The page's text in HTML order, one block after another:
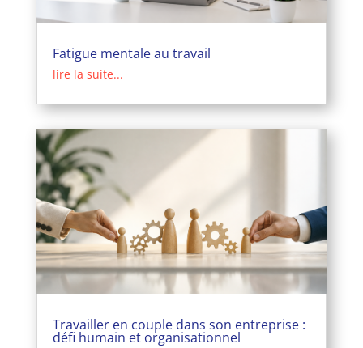
Fatigue mentale au travail
lire la suite...
Travailler en couple dans son entreprise :
défi humain et organisationnel